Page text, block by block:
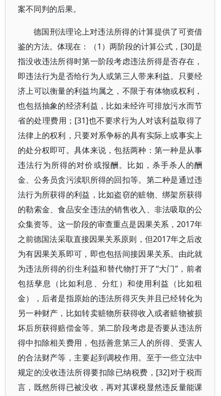
案不同判的后果。
德国刑法理论上对违法所得的计算提供了可资借
鉴的方法。体现在：（1）两阶段的计算公式，[30]是
指没收违法所得时第一阶段考虑违法所得是否存在，
即违法行为是否给行为人或第三人带来利益。只要经
济上可以衡量的利益均属之，不限于有体物或权利，
也包括抽象的经济利益，比如未经许可排放污水而节
省的处理费用；[31]也不要求行为人对该利益取得了
法律上的权利，只要对系争标的具有实际上或事实上
的处分权即可。具体来说，包括两种：第一种是从事
违法行为所得的对价或报酬。比如，杀手杀人的酬
金、公务员贪污渎职所得的回扣等。第二种是通过违
法行为所获得的利益，比如盗窃的赃物、绑架所获得
的勒索金、食品安全违法的销售收入、非法吸取的公
众集资等。这一阶段的审查重点是因果关系，2017年
之前德国法采取直接因果关系原则，但2017年之后改
为有因果关系即可，即也包括间接因果关系。由此就
为违法所得的衍生利益和替代物打开了“大门”，前者
包括孳息（比如利息、分红）和使用利益（比如租
金），后者是指原始的违法所得灭失并且已经转化为
另一种财产，比如转卖赃物所获得收入或者赃物被损
坏后所获得赔偿金等。第二阶段考虑是否要从违法所
得中扣除相关费用，包括善意第三人的所得、受害人
的合法财产等，主要起到调校作用。至于一些立法中
规定的没收违法所得要扣除已纳税费，[32]对于税而
言，既然所得已被没收，再对其课税显然违反量能课